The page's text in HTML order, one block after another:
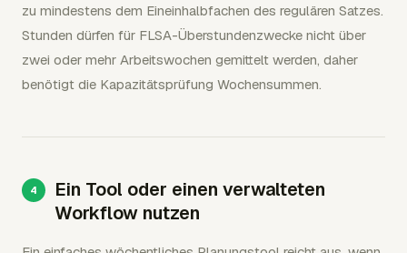
zu mindestens dem Eineinhalbfachen des regulären Satzes.
Stunden dürfen für FLSA-Überstundenzwecke nicht über
zwei oder mehr Arbeitswochen gemittelt werden, daher
benötigt die Kapazitätsprüfung Wochensummen.
Ein Tool oder einen verwalteten
Workflow nutzen